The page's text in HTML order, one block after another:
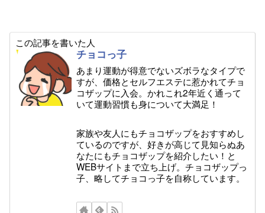
この記事を書いた人
チョコっ子
あまり運動が得意でないズボラなタイプで
すが、価格とセルフエステに惹かれてチョ
コザップに入会。かれこれ2年近く通って
いて運動習慣も身について大満足！
家族や友人にもチョコザップをおすすめし
ているのですが、好きが高じて見知らぬあ
なたにもチョコザップを紹介したい！と
WEBサイトまで立ち上げ。チョコザップっ
子、略してチョコっ子を自称しています。